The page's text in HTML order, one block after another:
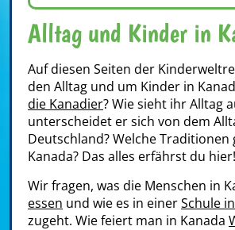
Alltag und Kinder in
Auf diesen Seiten der
den Alltag und um Kinder in
die Kanadier? Wie sieht ihr Alltag
unterscheidet er sich von dem
Deutschland? Welche Traditionen
Kanada? Das alles erfährst du hier!
Wir fragen, was die Menschen in
essen und wie es in einerSchule
zugeht. Wie feiert man in Kanada